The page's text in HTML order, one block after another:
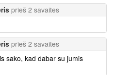
prieš 2 savaites
prieš 2 savaites
sako, kad dabar su jumis